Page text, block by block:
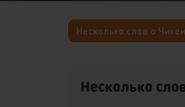
Несколько слов о
Несколько